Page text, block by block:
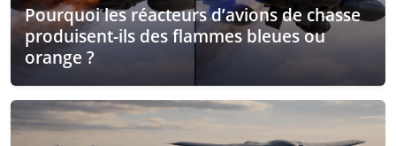
Pourquoi les réacteurs d’avions de chasse
produisent-ils des flammes bleues ou
orange ?